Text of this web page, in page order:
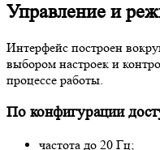
Управление и
Интерфейс построен
выбором настроек и
процессе работы.
По конфигурации
частота до 20 Гц;